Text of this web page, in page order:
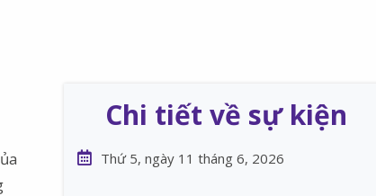
Chi tiết về sự kiện
Thứ 5, ngày 11 tháng 6, 2026